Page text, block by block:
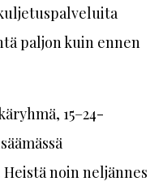
paljon kuin ennen
15–24-
noin neljännes